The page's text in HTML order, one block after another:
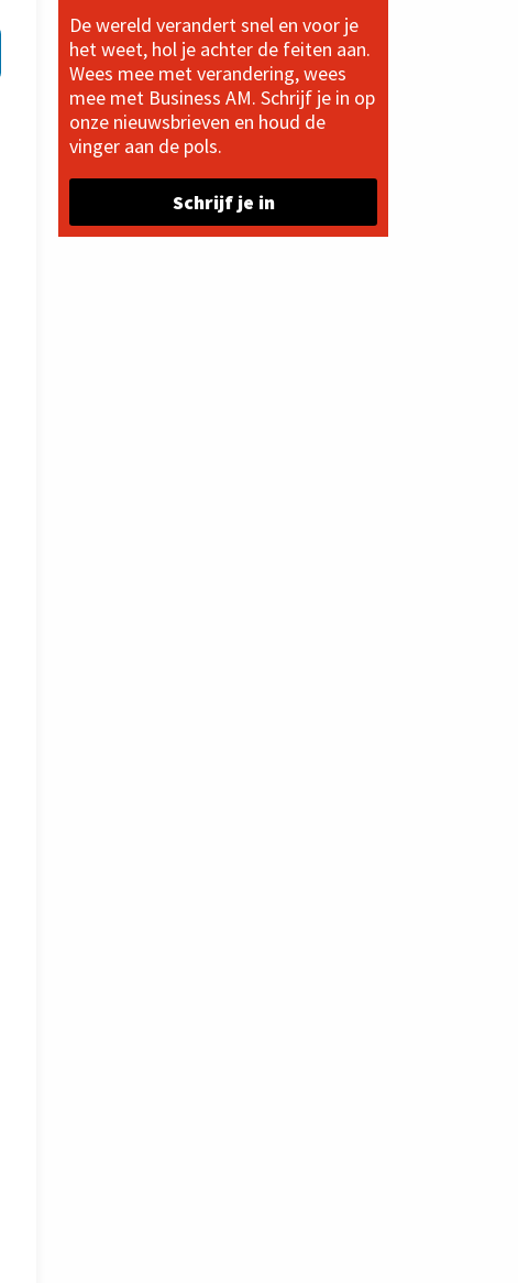
De wereld verandert snel en voor je
het weet, hol je achter de feiten aan.
Wees mee met verandering, wees
mee met Business AM. Schrijf je in op
onze nieuwsbrieven en houd de
vinger aan de pols.
Schrijf je in